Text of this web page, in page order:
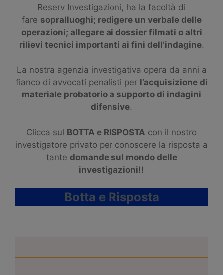
Reserv Investigazioni, ha la facoltà di
fare sopralluoghi; redigere un verbale delle
operazioni; allegare ai dossier filmati o altri
rilievi tecnici importanti ai fini dell’indagine.
La nostra agenzia investigativa opera da anni a
fianco di avvocati penalisti per l’acquisizione di
materiale probatorio a supporto di indagini
difensive.
Clicca sul BOTTA e RISPOSTA con il nostro
investigatore privato per conoscere la risposta a
tante domande sul mondo delle
investigazioni!!
Botta e Risposta